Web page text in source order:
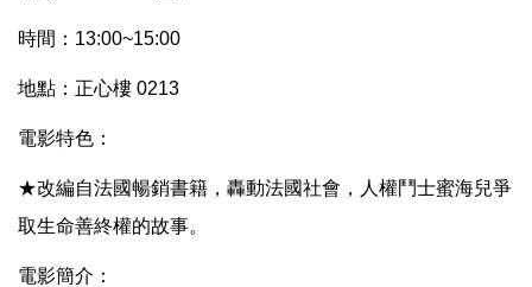
時間：13:00~15:00
地點：正心樓 0213
電影特色：
★改編自法國暢銷書籍，轟動法國社會，人權鬥士蜜海兒爭
取生命善終權的故事。
電影簡介：